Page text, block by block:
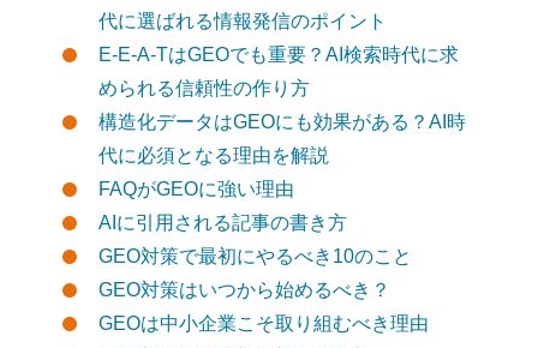
代に選ばれる情報発信のポイント
E-E-A-TはGEOでも重要？AI検索時代に求
められる信頼性の作り方
構造化データはGEOにも効果がある？AI時
代に必須となる理由を解説
FAQがGEOに強い理由
AIに引用される記事の書き方
GEO対策で最初にやるべき10のこと
GEO対策はいつから始めるべき？
GEOは中小企業こそ取り組むべき理由